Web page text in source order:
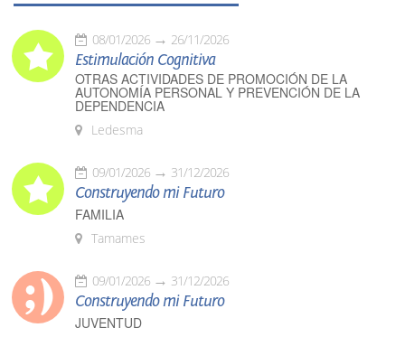
08/01/2026 26/11/2026
Estimulación Cognitiva
OTRAS ACTIVIDADES DE PROMOCIÓN DE LA
AUTONOMÍA PERSONAL Y PREVENCIÓN DE LA
DEPENDENCIA
Ledesma
09/01/2026 31/12/2026
Construyendo mi Futuro
FAMILIA
Tamames
09/01/2026 31/12/2026
Construyendo mi Futuro
JUVENTUD